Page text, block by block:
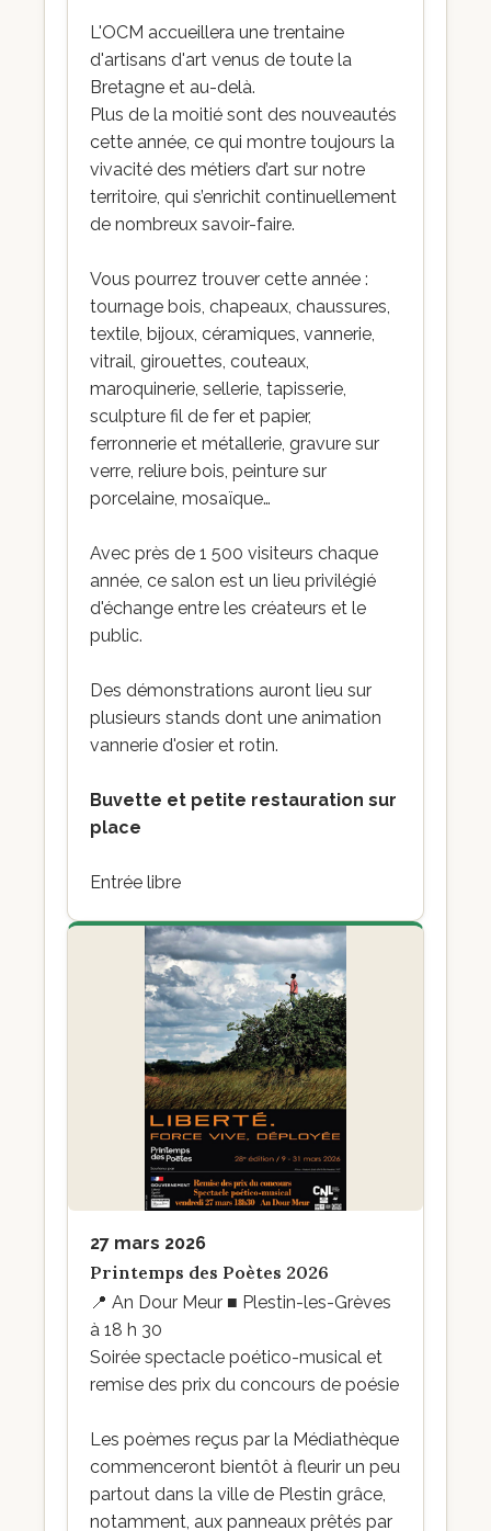
L'OCM accueillera une trentaine
d'artisans d'art venus de toute la
Bretagne et au-delà.
Plus de la moitié sont des nouveautés
cette année, ce qui montre toujours la
vivacité des métiers d’art sur notre
territoire, qui s’enrichit continuellement
de nombreux savoir-faire.
Vous pourrez trouver cette année :
tournage bois, chapeaux, chaussures,
textile, bijoux, céramiques, vannerie,
vitrail, girouettes, couteaux,
maroquinerie, sellerie, tapisserie,
sculpture fil de fer et papier,
ferronnerie et métallerie, gravure sur
verre, reliure bois, peinture sur
porcelaine, mosaïque…
Avec près de 1 500 visiteurs chaque
année, ce salon est un lieu privilégié
d'échange entre les créateurs et le
public.
Des démonstrations auront lieu sur
plusieurs stands dont une animation
vannerie d'osier et rotin.
Buvette et petite restauration sur
place
Entrée libre
27 mars 2026
Printemps des Poètes 2026
📍 An Dour Meur ■ Plestin-les-Grèves
à 18 h 30
Soirée spectacle poético-musical et
remise des prix du concours de poésie
Les poèmes reçus par la Médiathèque
commenceront bientôt à fleurir un peu
partout dans la ville de Plestin grâce,
notamment, aux panneaux prêtés par